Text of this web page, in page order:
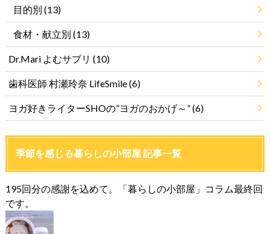
目的別 (13)
食材・献立別 (13)
Dr.Mari よむサプリ (10)
歯科医師 村瀬玲奈 LifeSmile(6)
ヨガ好きライターSHOの”ヨガのおかげ～”(6)
季節を感じる暮らしの小部屋 記事一覧
195回分の感謝を込めて。「暮らしの小部屋」コラム最終回
です。